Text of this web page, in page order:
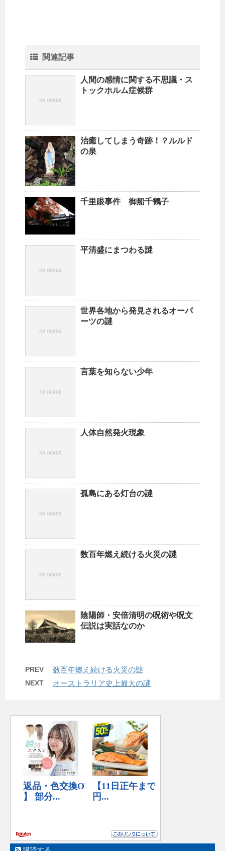
関連記事
人間の感情に関する不思議・ス
トックホルム症候群
治癒してしまう奇跡！？ルルド
の泉
千里眼事件 御船千鶴子
平清盛にまつわる謎
世界各地から発見されるオーパ
ーツの謎
言葉を知らない少年
人体自然発火現象
孤島にある灯台の謎
数百年燃え続ける火災の謎
陰陽師・安倍清明の呪術や呪文
伝説は実話なのか
PREV 数百年燃え続ける火災の謎
NEXT オーストラリア史上最大の謎